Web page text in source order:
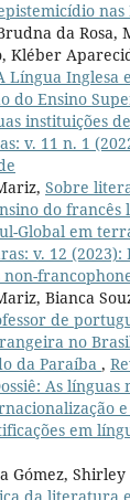
nas
da Rosa,
Kléber
Língua Inglesa
do Ensino
instituições de
v. 11 n. 1
Sobre
do
Global em
v. 12 (2023):
Bianca
de
no
da Paraíba ,
As línguas
em
Gómez, Shirley